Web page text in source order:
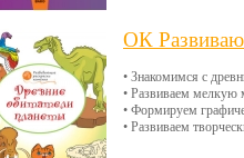
ОК
• Знакомимся с
• Развиваем мелкую
• Формируем
• Развиваем